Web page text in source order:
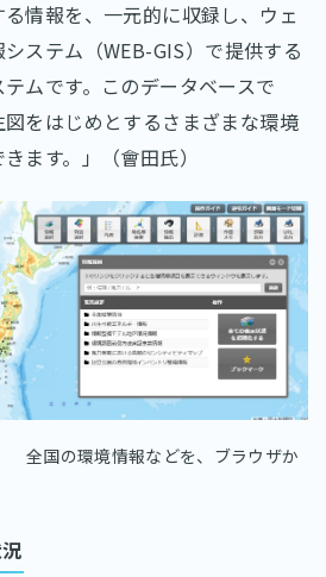
情報を、一元的に収録し、ウェ
ステム（WEB-GIS）で提供する
ムです。このデータベースで
をはじめとするさまざまな環境
ます。」（會田氏）
全国の環境情報などを、ブラウザか